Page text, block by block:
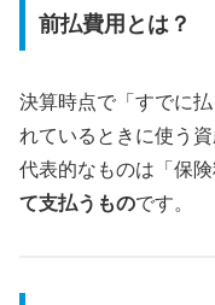
前払費用とは？
決算時点で「すでに
れているときに使う資
代表的なものは「保険
て支払うものです。